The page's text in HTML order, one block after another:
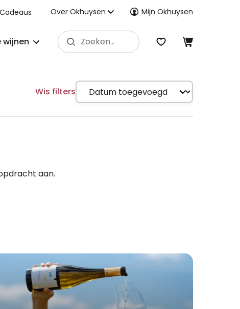
Cadeaus Over Okhuysen Mijn Okhuysen
wijnen
Wis filters
aan.